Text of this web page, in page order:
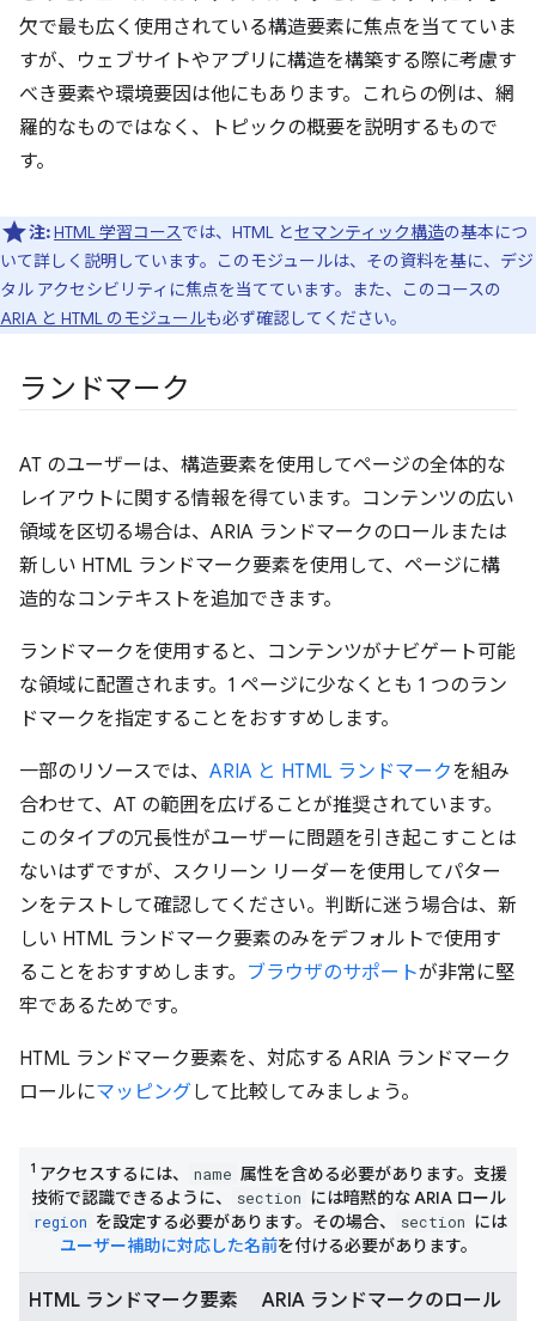
欠で最も広く使用されている構造要素に焦点を当てていま
すが、ウェブサイトやアプリに構造を構築する際に考慮す
べき要素や環境要因は他にもあります。これらの例は、網
羅的なものではなく、トピックの概要を説明するもので
す。
注:HTML 学習コースでは、HTML とセマンティック構造の基本につ
いて詳しく説明しています。このモジュールは、その資料を基に、デジ
タル アクセシビリティに焦点を当てています。また、このコースの
ARIA と HTML のモジュールも必ず確認してください。
ランドマーク
AT のユーザーは、構造要素を使用してページの全体的な
レイアウトに関する情報を得ています。コンテンツの広い
領域を区切る場合は、ARIA ランドマークのロールまたは
新しい HTML ランドマーク要素を使用して、ページに構
造的なコンテキストを追加できます。
ランドマークを使用すると、コンテンツがナビゲート可能
な領域に配置されます。1 ページに少なくとも 1 つのラン
ドマークを指定することをおすすめします。
一部のリソースでは、 ARIA と HTML ランドマークを組み
合わせて、AT の範囲を広げることが推奨されています。
このタイプの冗長性がユーザーに問題を引き起こすことは
ないはずですが、スクリーン リーダーを使用してパター
ンをテストして確認してください。判断に迷う場合は、新
しい HTML ランドマーク要素のみをデフォルトで使用す
ることをおすすめします。 ブラウザのサポートが非常に堅
牢であるためです。
HTML ランドマーク要素を、対応する ARIA ランドマーク
ロールにマッピングして比較してみましょう。
HTML ランドマーク要素 ARIA ランドマークのロール
1 アクセスするには、 name 属性を含める必要があります。支援
技術で認識できるように、
section には暗黙的な ARIA ロール
region を設定する必要があります。その場合、 section には
ユーザー補助に対応した名前を付ける必要があります。